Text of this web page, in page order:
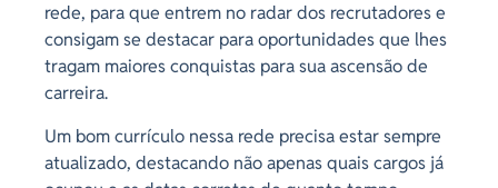
rede, para que entrem no radar dos recrutadores e
consigam se destacar para oportunidades que lhes
tragam maiores conquistas para sua ascensão de
carreira.
Um bom currículo nessa rede precisa estar sempre
atualizado, destacando não apenas quais cargos já